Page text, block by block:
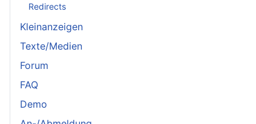
Redirects
Kleinanzeigen
Texte/Medien
Forum
FAQ
Demo